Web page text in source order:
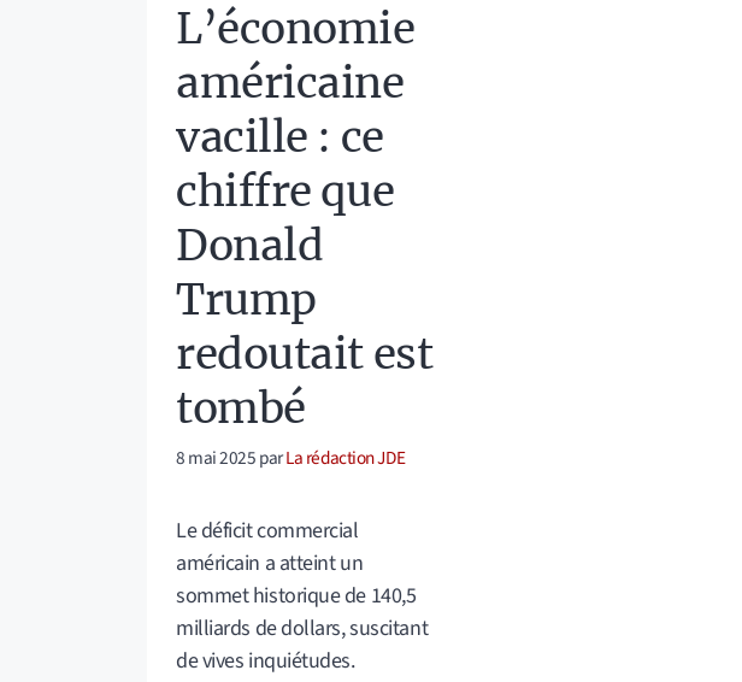
L’économie
américaine
vacille : ce
chiffre que
Donald
Trump
redoutait est
tombé
8 mai 2025parLa rédaction JDE
Le déficit commercial
américain a atteint un
sommet historique de 140,5
milliards de dollars, suscitant
de vives inquiétudes.